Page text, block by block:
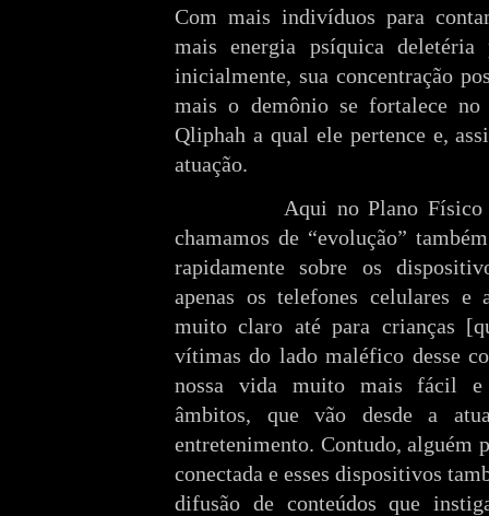
Com mais indivíduos para
mais energia psíquica
inicialmente, sua concentração
mais o demônio se fortalece
Qliphah a qual ele pertence e,
atuação.
Aqui no Plano
chamamos de “evolução”
rapidamente sobre os
apenas os telefones celulares
muito claro até para crianças
vítimas do lado maléfico desse
nossa vida muito mais fácil e
âmbitos, que vão desde a
entretenimento. Contudo, alguém
conectada e esses dispositivos
difusão de conteúdos que